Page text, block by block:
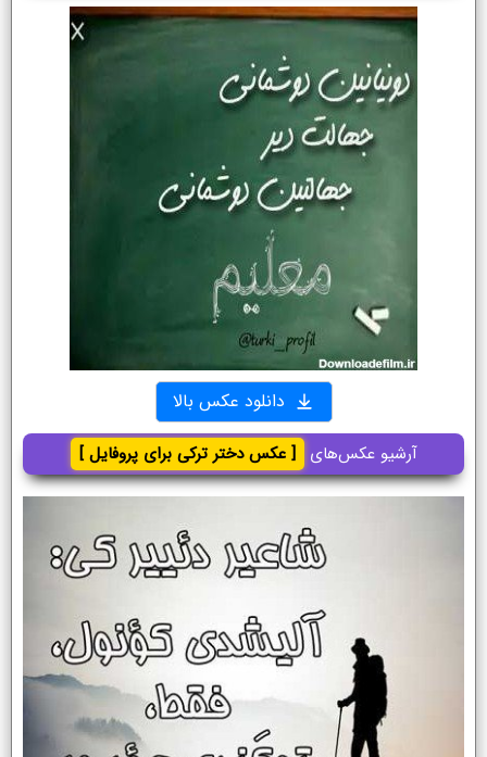
دانلود عکس بالا
آرشیو عکس‌های [ عکس دختر ترکی برای پروفایل ]